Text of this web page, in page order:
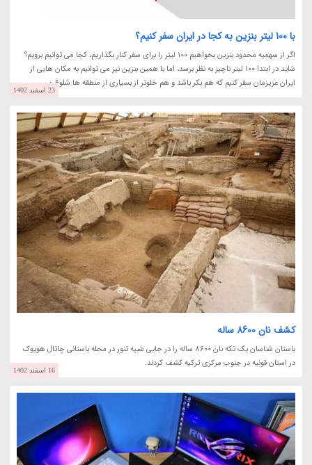
با 100 لیتر بنزین به کجا در ایران سفر کنیم؟
اگر از سهمیه محدود بنزین بخواهیم 100 لیتر را برای سفر کنار بگذاریم، کجا می توانیم برویم؟
شاید در ابتدا 100 لیتر ناچیز به نظر برسد، اما با همین بنزین نیز می توانیم به مکان هایی از
ایران عزیزمان سفر کنیم که هم بکر باشد و هم خلوتر از بسیاری از منطقه ها شلوغ و...
23 اسفند 1402
کشف نان 8600 ساله
باستان شناسان یک تکه نان 8600 ساله را در جایی شبیه تنور در محله باستانی چاتال هویوک
در استان قونیه در جنوب مرکزی ترکیه کشف کردند.
16 اسفند 1402